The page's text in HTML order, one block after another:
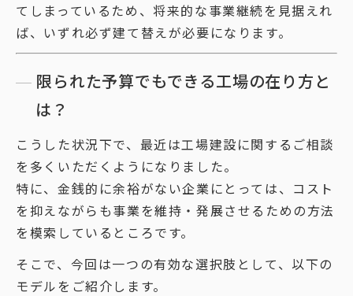
てしまっているため、将来的な事業継続を見据えれ
ば、いずれ必ず建て替えが必要になります。
限られた予算でもできる工場の在り方と
は？
こうした状況下で、最近は工場建設に関するご相談
を多くいただくようになりました。
特に、金銭的に余裕がない企業にとっては、コスト
を抑えながらも事業を維持・発展させるための方法
を模索しているところです。
そこで、今回は一つの有効な選択肢として、以下の
モデルをご紹介します。